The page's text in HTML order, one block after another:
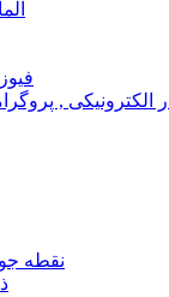
نقطه